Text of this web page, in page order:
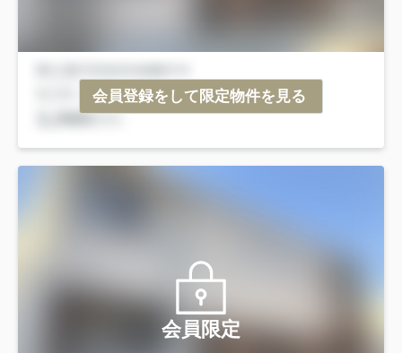
会員登録をして限定物件を見る
会員限定